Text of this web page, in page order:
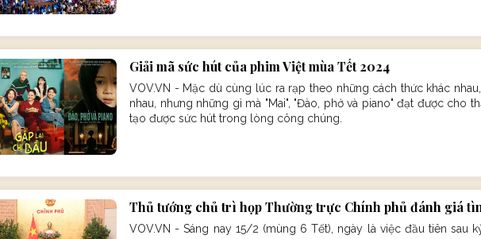
Giải mã sức hút của phim Việt mùa Tết 2024
VOV.VN - Mặc dù cùng lúc ra rạp theo những cách thức khác
nhau, nhưng những gì mà "Mai", "Đào, phở và piano" đạt được cho
tạo được sức hút trong lòng công chúng.
Thủ tướng chủ trì họp Thường trực Chính phủ đánh giá
VOV.VN - Sáng nay 15/2 (mùng 6 Tết), ngày là việc đầu tiên sau